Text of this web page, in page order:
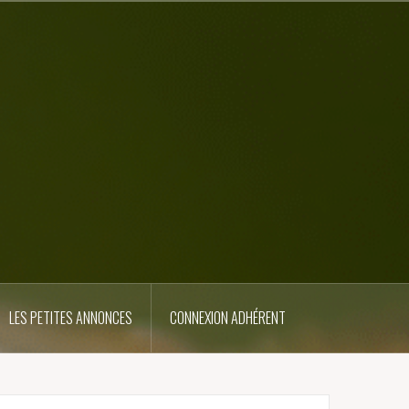
LES PETITES ANNONCES CONNEXION ADHÉRENT